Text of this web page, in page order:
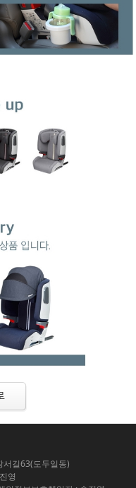
서길63(도두일동)
영